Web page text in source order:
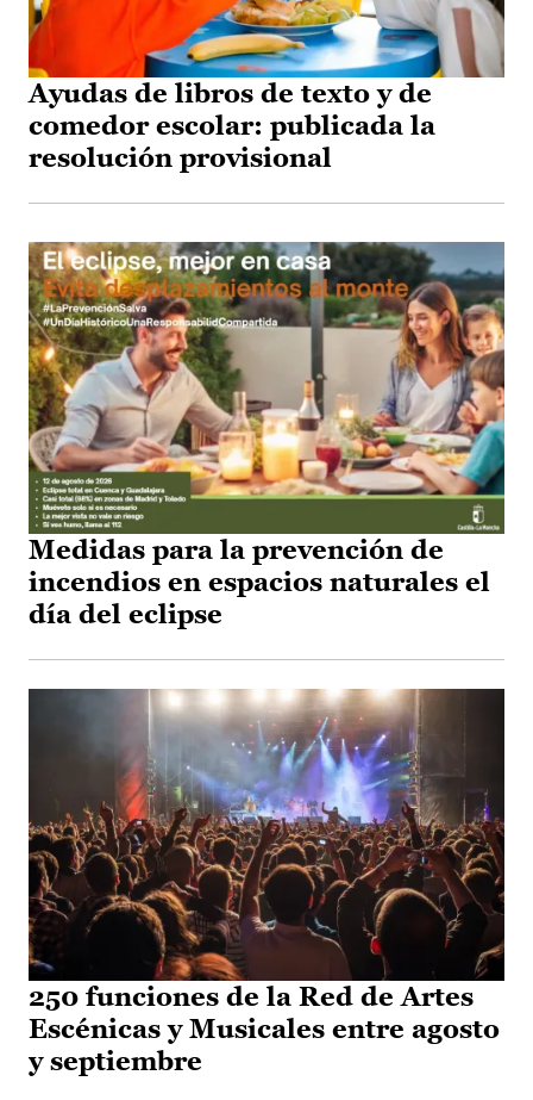
Ayudas de libros de texto y de
comedor escolar: publicada la
resolución provisional
Medidas para la prevención de
incendios en espacios naturales el
día del eclipse
250 funciones de la Red de Artes
Escénicas y Musicales entre agosto
y septiembre